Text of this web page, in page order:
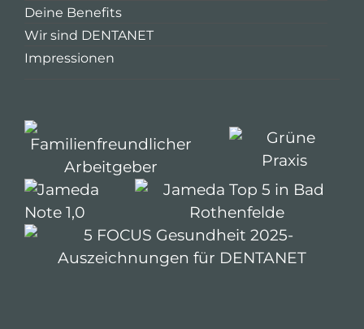
Deine Benefits
Wir sind DENTANET
Impressionen